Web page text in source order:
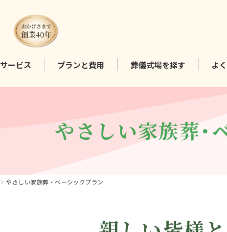
サービス プランと費用 葬儀式場を探す よ
やさしい家族葬・
やさしい家族葬・ベーシックプラン